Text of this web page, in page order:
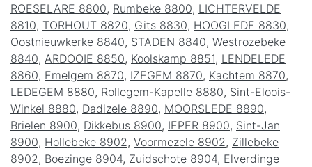
ROESELARE 8800, Rumbeke 8800, LICHTERVELDE
8810, TORHOUT 8820, Gits 8830, HOOGLEDE 8830,
Oostnieuwkerke 8840, STADEN 8840, Westrozebeke
8840, ARDOOIE 8850, Koolskamp 8851, LENDELEDE
8860, Emelgem 8870, IZEGEM 8870, Kachtem 8870,
LEDEGEM 8880, Rollegem-Kapelle 8880, Sint-Eloois-
Winkel 8880, Dadizele 8890, MOORSLEDE 8890,
Brielen 8900, Dikkebus 8900, IEPER 8900, Sint-Jan
8900, Hollebeke 8902 , Voormezele 8902 , Zillebeke
8902 , Boezinge 8904, Zuidschote 8904, Elverdinge